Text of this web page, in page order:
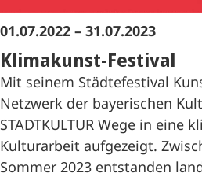
01.07.2022 – 31.07.2023
Klimakunst-Festival
Mit seinem Städtefestival
Netzwerk der bayerischen
STADTKULTUR Wege in eine
Kulturarbeit aufgezeigt.
Sommer 2023 entstanden